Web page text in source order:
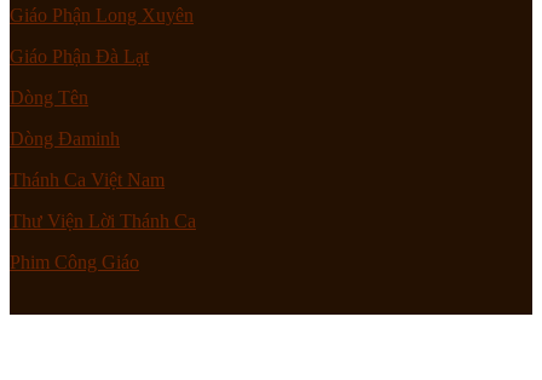
Giáo Phận Long Xuyên
Giáo Phận Đà Lạt
Dòng Tên
Dòng Đaminh
Thánh Ca Việt Nam
Thư Viện Lời Thánh Ca
Phim Công Giáo